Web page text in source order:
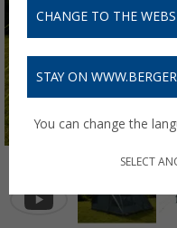
CHANGE TO THE
STAY ON
You can change the
SELECT